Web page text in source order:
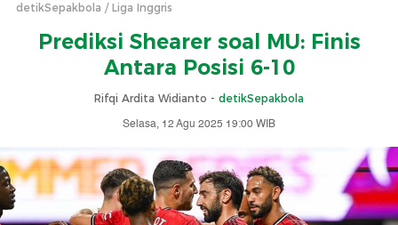
detikSepakbola Liga Inggris
Prediksi Shearer soal MU: Finis
Antara Posisi 6-10
Rifqi Ardita Widianto - detikSepakbola
Selasa, 12 Agu 2025 19:00 WIB